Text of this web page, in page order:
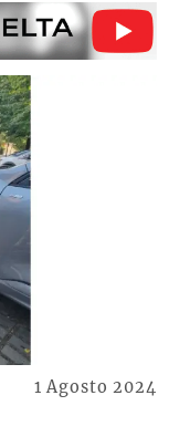
1 Agosto 2024